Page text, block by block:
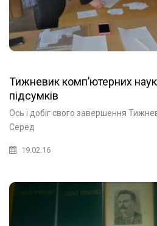
Тижневик комп’ютерних
підсумків
Ось і добіг свого завершення
Серед
19.02.16